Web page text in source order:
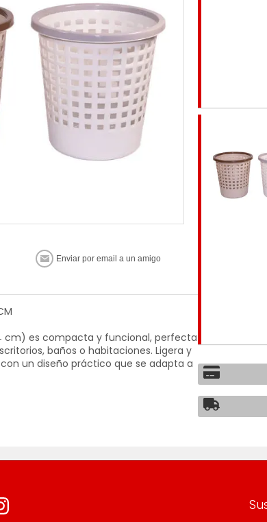
cm) es compacta y funcional, perfecta
baños o habitaciones. Ligera y
un diseño práctico que se adapta a